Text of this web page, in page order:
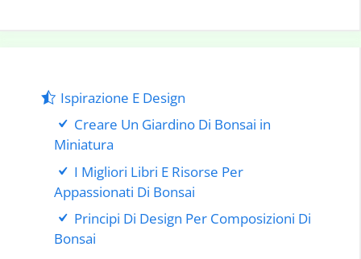
Ispirazione E Design
Creare Un Giardino Di Bonsai in
Miniatura
I Migliori Libri E Risorse Per
Appassionati Di Bonsai
Principi Di Design Per Composizioni Di
Bonsai